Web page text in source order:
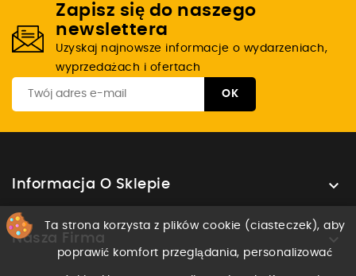
Zapisz się do naszego
newslettera
Uzyskaj najnowsze informacje o wydarzeniach,
wyprzedażach i ofertach
Informacja O Sklepie 
Nasza Firma 
Ta strona korzysta z plików cookie (ciasteczek), aby
poprawić komfort przeglądania, personalizować